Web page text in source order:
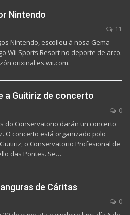
Nintendo
11
Nintendo, escolleu á nosa Gema
Wii Sports Resort no deporte de arco.
orixinal es.wii.com.
a Guitiriz de concerto
0
do Conservatorio darán un concerto
O concerto está organizado polo
o Conservatorio Profesional de
das Pontes. Se…
de Cáritas
0